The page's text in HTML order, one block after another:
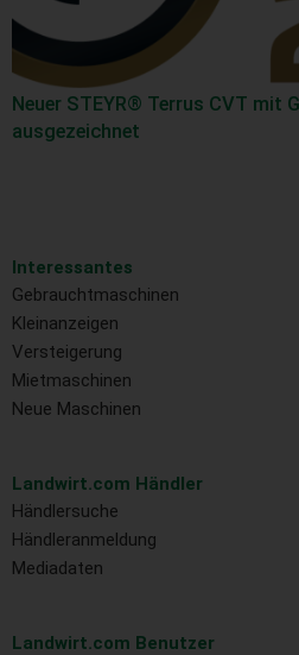
Neuer STEYR® Terrus CVT mit
ausgezeichnet
Interessantes
Gebrauchtmaschinen
Kleinanzeigen
Versteigerung
Mietmaschinen
Neue Maschinen
Landwirt.com Händler
Händlersuche
Händleranmeldung
Mediadaten
Landwirt.com Benutzer